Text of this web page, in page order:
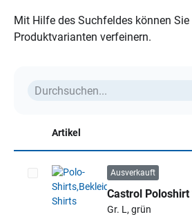
Mit Hilfe des Suchfeldes können
Produktvarianten verfeinern.
Artikel
Artikel auswählen
Ausverkauft
Castrol Poloshirt
Gr. L, grün